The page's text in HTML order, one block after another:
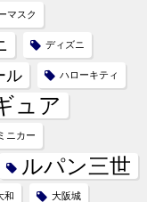
マスク
ディズニ
ル ハローキティ
ュア
ミニカー
ルパン三世
和 大阪城